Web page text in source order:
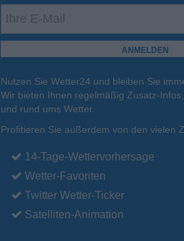
So. 16.08. Mo. 17.08. Di. 18.08. Mi.
34°C 35°C 35°C
Nutzen Sie Wetter24 und bleiben Sie
Wir bieten Ihnen regelmäßig Zusatz-
und rund ums Wetter.
Profitieren Sie außerdem von den vielen
14-Tage-Wettervorhersage
Wetter-Favoriten
Twitter Wetter-Ticker
Satelliten-Animation